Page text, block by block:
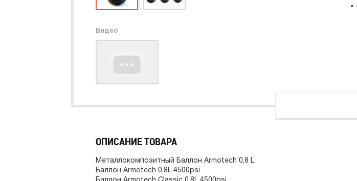
Видео
ОПИСАНИЕ ТОВАРА
Металлокомпозитный Баллон Armotech 0,8 L
Баллон Armotech 0,8L 4500psi